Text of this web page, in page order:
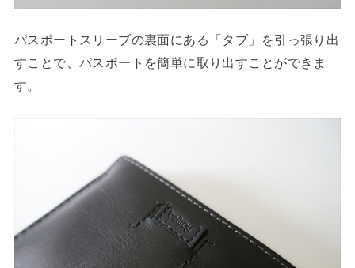
パスポートスリーブの裏面にある「タブ」を引っ張り出
すことで、パスポートを簡単に取り出すことができま
す。